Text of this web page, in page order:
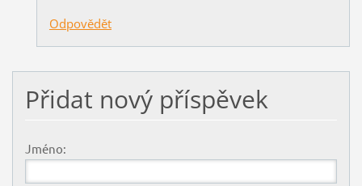
Odpovědět
Přidat nový příspěvek
Jméno: